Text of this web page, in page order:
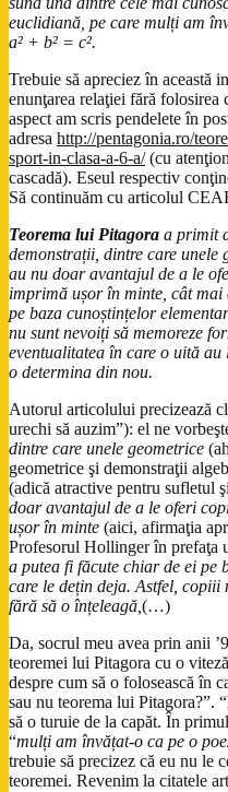
euclidiană, pe care mulți am
a² + b² = c².
Trebuie să apreciez în această
enunţarea relaţiei fără folosirea
aspect am scris pendelete în
adresa http://pentagonia.ro/
sport-in-clasa-a-6-a/(cu
cascadă). Eseul respectiv
Să continuăm cu articolul
Teorema lui Pitagora a primit
demonstrații, dintre care unele
au nu doar avantajul de a le
imprimă ușor în minte, cât mai
pe baza cunoștințelor
nu sunt nevoiți să memoreze
eventualitatea în care o uită
o determina din nou.
Autorul articolului precizează
urechi să auzim”): el ne
dintre care unele geometrice
geometrice şi demonstraţii
(adică atractive pentru sufletul
doar avantajul de a le oferi
ușor în minte (aici, afirmaţia
Profesorul Hollinger în prefaţa
a putea fi făcute chiar de ei pe
care le dețin deja. Astfel, copiii
fără să o înțeleagă,(…)
Da, socrul meu avea prin anii
teoremei lui Pitagora cu o
despre cum să o folosească în
sau nu teorema lui Pitagora?”.
să o turuie de la capăt. În
“mulți am învățat-o ca pe o
trebuie să precizez că eu nu le
teoremei. Revenim la citatele